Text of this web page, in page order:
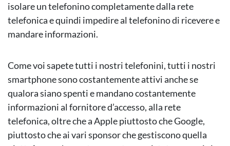
isolare un telefonino completamente dalla rete
telefonica e quindi impedire al telefonino di ricevere e
mandare informazioni.
Come voi sapete tutti i nostri telefonini, tutti i nostri
smartphone sono costantemente attivi anche se
qualora siano spenti e mandano costantemente
informazioni al fornitore d’accesso, alla rete
telefonica, oltre che a Apple piuttosto che Google,
piuttosto che ai vari sponsor che gestiscono quella